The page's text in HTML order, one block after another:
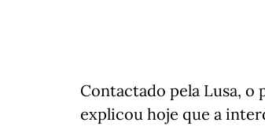
Contactado pela Lusa,
explicou hoje que a